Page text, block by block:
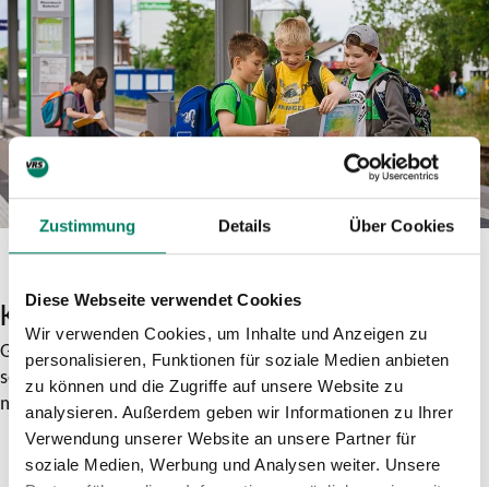
Zustimmung Details Über Cookies
Diese Webseite verwendet Cookies
Wir verwenden Cookies, um Inhalte und Anzeigen zu
personalisieren, Funktionen für soziale Medien anbieten
zu können und die Zugriffe auf unsere Website zu
analysieren. Außerdem geben wir Informationen zu Ihrer
Verwendung unserer Website an unsere Partner für
soziale Medien, Werbung und Analysen weiter. Unsere
Kostenrechner Schulträgerleistung
Geben Sie hier Wohnort der/des Anspruchsberechtigten
sowie den Ort der besuchten Schule an und Sie erhalten den
monatlich zu leistenden Betrag (Schulträgerleistung) in Euro.